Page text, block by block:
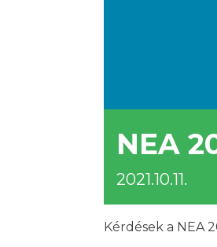
NEA
2021.10.11.
Kérdések a NEA